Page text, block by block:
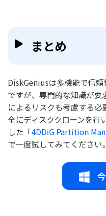
まとめ
DiskGeniusは多機能で信
ですが、専門的な知識が
によるリスクも考慮する
全にディスククローンを行
した「4DDiG Partition
で一度試してみてください。